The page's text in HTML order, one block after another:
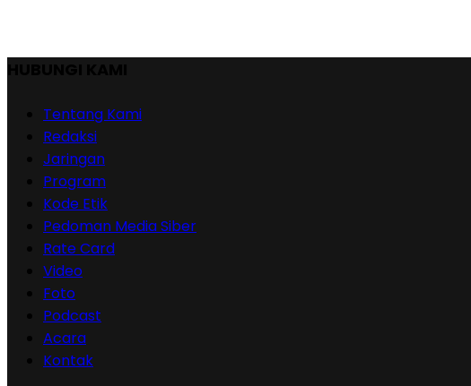
Tentang Kami
Redaksi
Jaringan
Program
Kode Etik
Pedoman Media Siber
Rate Card
Video
Foto
Podcast
Acara
Kontak